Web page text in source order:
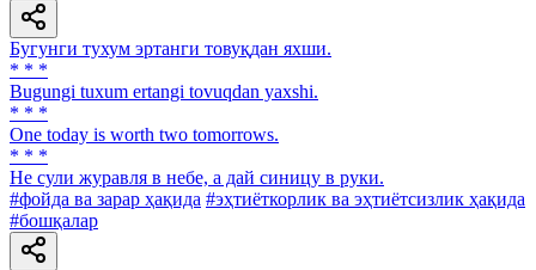
Бугунги тухум эртанги товуқдан яхши.
* * *
Bugungi tuxum ertangi tovuqdan yaxshi.
* * *
One today is worth two tomorrows.
* * *
He сули журавля в небе, а дай синицу в руки.
#фойда ва зарар ҳақида #эҳтиёткорлик ва эҳтиётсизлик ҳақида
#бошқалар